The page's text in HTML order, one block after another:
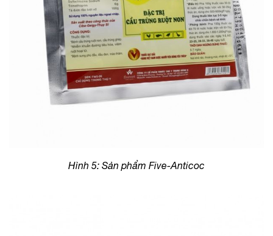
Hình 5: Sản phẩm Five-Anticoc